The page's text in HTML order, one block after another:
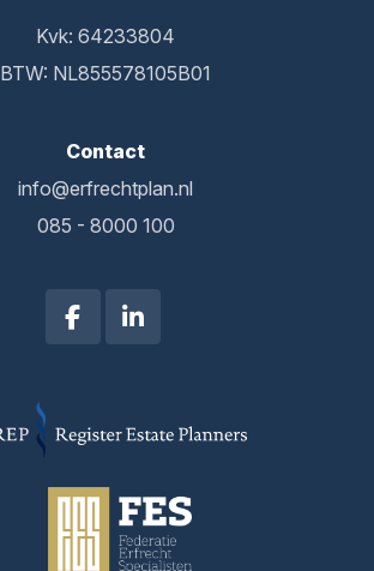
Kvk: 64233804
BTW: NL855578105B01
Contact
info@erfrechtplan.nl
085 - 8000 100